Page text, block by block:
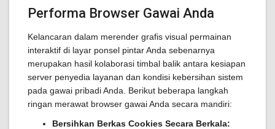
Performa Browser Gawai Anda
Kelancaran dalam merender grafis visual permainan
interaktif di layar ponsel pintar Anda sebenarnya
merupakan hasil kolaborasi timbal balik antara kesiapan
server penyedia layanan dan kondisi kebersihan sistem
pada gawai pribadi Anda. Berikut beberapa langkah
ringan merawat browser gawai Anda secara mandiri:
Bersihkan Berkas Cookies Secara Berkala: